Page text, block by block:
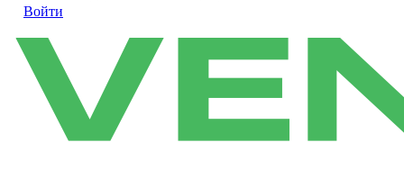
Войти